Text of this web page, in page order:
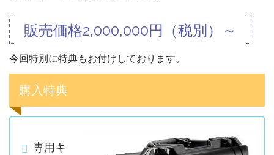
販売価格2,000,000円（税別）～
今回特別に特典もお付けしております。
購入特典
専用キ